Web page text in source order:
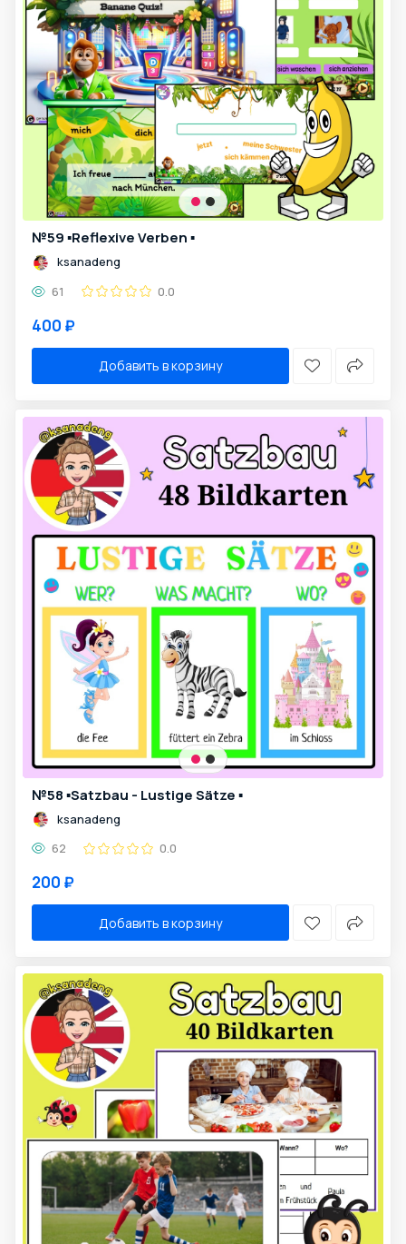
№59 ▪️Reflexive Verben ▪️
ksanadeng
61
0.0
400 ₽
Добавить в корзину
№58 ▪️Satzbau - Lustige Sätze ▪️
ksanadeng
62
0.0
200 ₽
Добавить в корзину